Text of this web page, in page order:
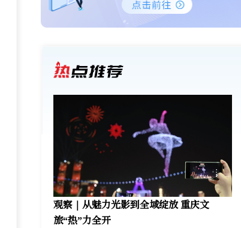
观察｜从魅力光影到全域绽放 重庆文
旅“热”力全开